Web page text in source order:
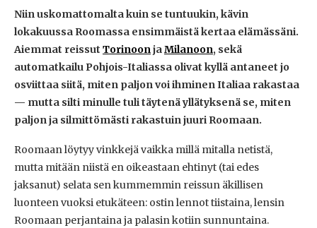
Niin uskomattomalta kuin se tuntuukin, kävin
lokakuussa Roomassa ensimmäistä kertaa elämässäni.
Aiemmat reissut TorinoonjaMilanoon, sekä
automatkailu Pohjois-Italiassa olivat kyllä antaneet jo
osviittaa siitä, miten paljon voi ihminen Italiaa rakastaa
— mutta silti minulle tuli täytenä yllätyksenä se, miten
paljon ja silmittömästi rakastuin juuri Roomaan.
Roomaan löytyy vinkkejä vaikka millä mitalla netistä,
mutta mitään niistä en oikeastaan ehtinyt (tai edes
jaksanut) selata sen kummemmin reissun äkillisen
luonteen vuoksi etukäteen: ostin lennot tiistaina, lensin
Roomaan perjantaina ja palasin kotiin sunnuntaina.